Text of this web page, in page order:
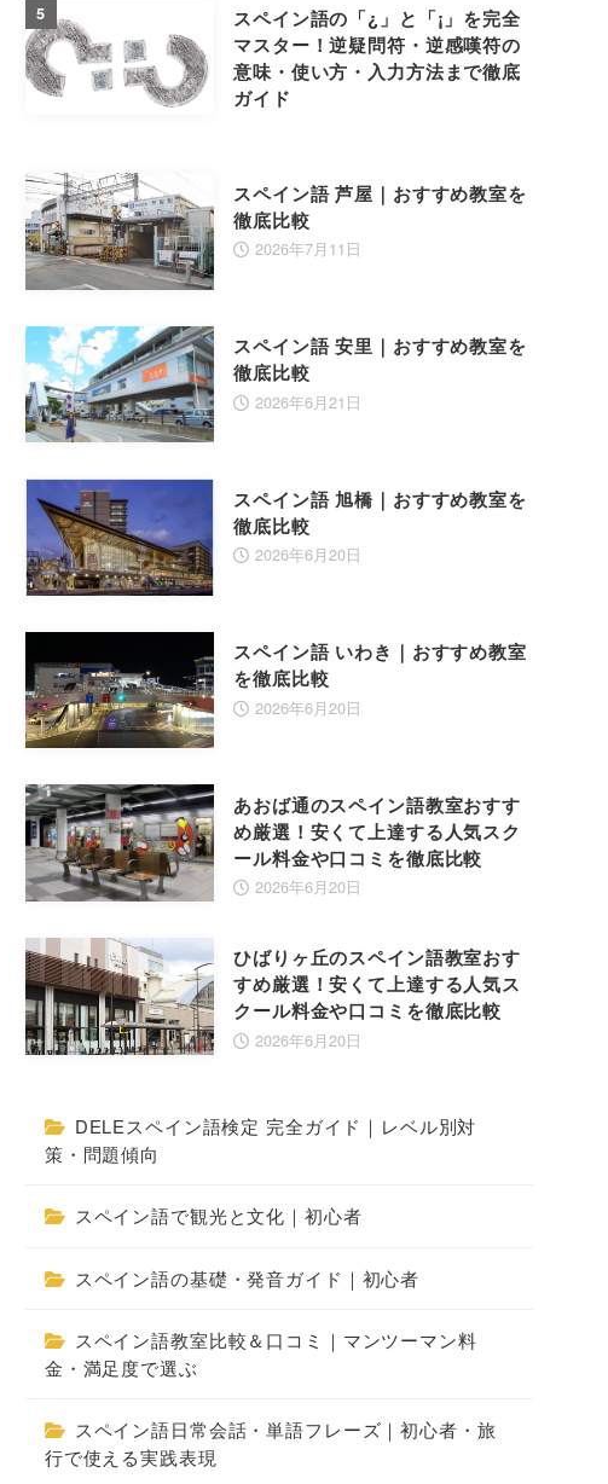
5
スペイン語の「¿」と「¡」を完全
マスター！逆疑問符・逆感嘆符の
意味・使い方・入力方法まで徹底
ガイド
スペイン語 芦屋｜おすすめ教室を
徹底比較
2026年7月11日
スペイン語 安里｜おすすめ教室を
徹底比較
2026年6月21日
スペイン語 旭橋｜おすすめ教室を
徹底比較
2026年6月20日
スペイン語 いわき｜おすすめ教室
を徹底比較
2026年6月20日
あおば通のスペイン語教室おすす
め厳選！安くて上達する人気スク
ール料金や口コミを徹底比較
2026年6月20日
ひばりヶ丘のスペイン語教室おす
すめ厳選！安くて上達する人気ス
クール料金や口コミを徹底比較
2026年6月20日
DELEスペイン語検定 完全ガイド｜レベル別対
策・問題傾向
スペイン語で観光と文化｜初心者
スペイン語の基礎・発音ガイド｜初心者
スペイン語教室比較＆口コミ｜マンツーマン料
金・満足度で選ぶ
スペイン語日常会話・単語フレーズ｜初心者・旅
行で使える実践表現